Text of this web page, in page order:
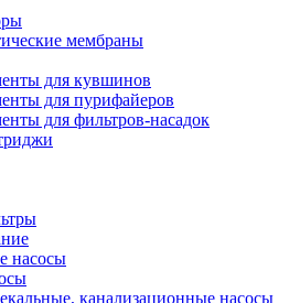
мембраны
для кувшинов
для пурифайеров
для фильтров-насадок
насосы
канализационные насосы